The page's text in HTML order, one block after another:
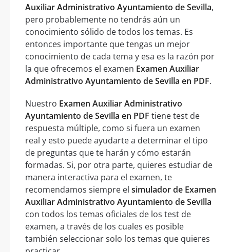
Auxiliar Administrativo Ayuntamiento de Sevilla,
pero probablemente no tendrás aún un
conocimiento sólido de todos los temas. Es
entonces importante que tengas un mejor
conocimiento de cada tema y esa es la razón por
la que ofrecemos el examen Examen Auxiliar
Administrativo Ayuntamiento de Sevilla en PDF.
Nuestro Examen Auxiliar Administrativo
Ayuntamiento de Sevilla en PDF tiene test de
respuesta múltiple, como si fuera un examen
real y esto puede ayudarte a determinar el tipo
de preguntas que te harán y cómo estarán
formadas. Si, por otra parte, quieres estudiar de
manera interactiva para el examen, te
recomendamos siempre el simulador de Examen
Auxiliar Administrativo Ayuntamiento de Sevilla
con todos los temas oficiales de los test de
examen, a través de los cuales es posible
también seleccionar solo los temas que quieres